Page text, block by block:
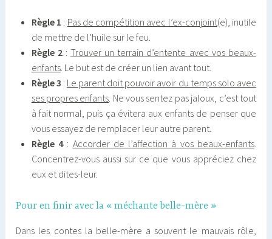
Règle 1 : Pas de compétition avec l’ex-conjoint(e), inutile
de mettre de l’huile sur le feu.
Règle 2:Trouver un terrain d’entente avec vos beaux-
enfants. Le but est de créer un lien avant tout.
Règle 3 : Le parent doit pouvoir avoir du temps solo avec
ses propres enfants. Ne vous sentez pas jaloux, c’est tout
à fait normal, puis ça évitera aux enfants de penser que
vous essayez de remplacer leur autre parent.
Règle 4: Accorder de l’affection à vos beaux-enfants.
Concentrez-vous aussi sur ce que vous appréciez chez
eux et dites-leur.
Pour en finir avec la « méchante belle-mère »
Dans les contes la belle-mère a souvent le mauvais rôle,